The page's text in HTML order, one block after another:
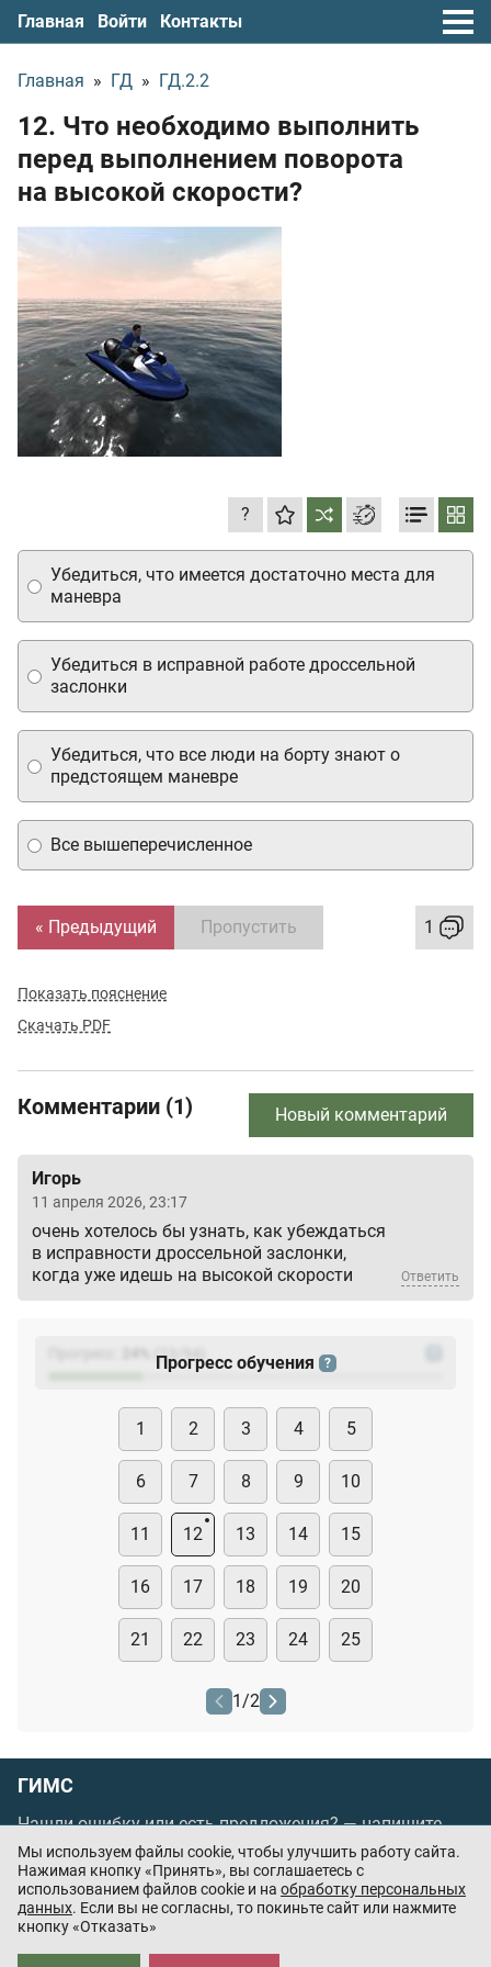
Главная Войти Контакты
Главная » ГД » ГД.2.2
12. Что необходимо выполнить
перед выполнением поворота
на высокой скорости?
?
Убедиться, что все люди на борту знают о
предстоящем маневре
Убедиться, что имеется достаточно места для
маневра
Убедиться в исправной работе дроссельной
заслонки
Все вышеперечисленное
« Предыдущий Пропустить 1
Показать пояснение
Скачать PDF
Комментарии (1) Новый комментарий
Игорь
11 апреля 2026, 23:17
очень хотелось бы узнать, как убеждаться
в исправности дроссельной заслонки,
когда уже идешь на высокой скорости
Ответить
(23
Прогресс обучения ?
1 2 3 4 5
6 7 8 9 10
11 12 13 14 15
16 17 18 19 20
21 22 23 24 25
1/2
ГИМС
Нашли ошибку или есть предложения? —напишите
нам
Порядок проведения оплаты по банковским
картам/Цены/Оферта
Приложения партнёров:
Мы используем файлы cookie, чтобы улучшить работу сайта.
Нажимая кнопку «Принять», вы соглашаетесь с
использованием файлов cookie и на обработку персональных
данных. Если вы не согласны, то покиньте сайт или нажмите
кнопку «Отказать»